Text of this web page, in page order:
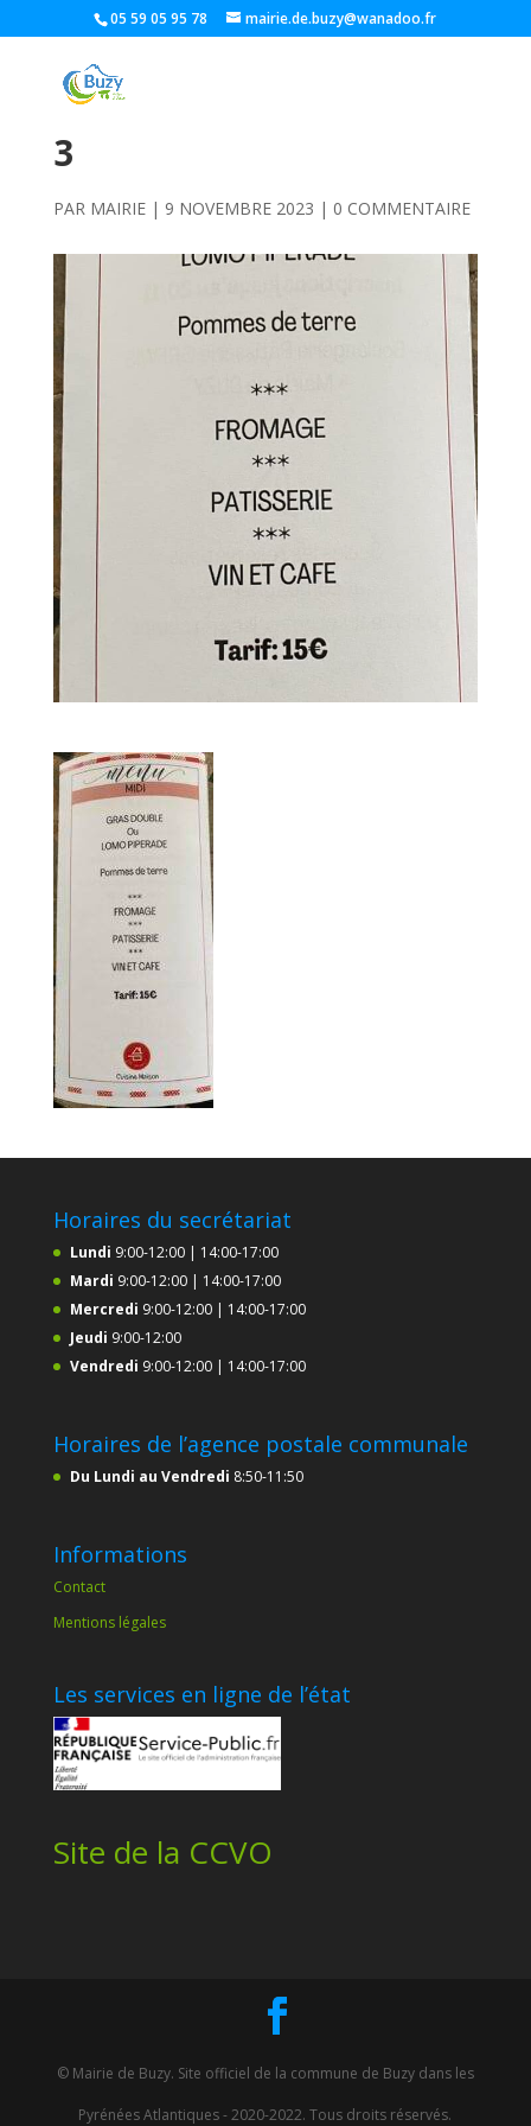
05 59 05 95 78 mairie.de.buzy@wanadoo.fr
3
PAR MAIRIE| 9 NOVEMBRE 2023 | 0 COMMENTAIRE
Horaires du secrétariat
Lundi 9:00-12:00 | 14:00-17:00
Mardi 9:00-12:00 | 14:00-17:00
Mercredi 9:00-12:00 | 14:00-17:00
Jeudi 9:00-12:00
Vendredi 9:00-12:00 | 14:00-17:00
Horaires de l’agence postale communale
Du Lundi au Vendredi 8:50-11:50
Informations
Contact
Mentions légales
Les services en ligne de l’état
Site de la CCVO
© Mairie de Buzy. Site officiel de la commune de Buzy dans les
Pyrénées Atlantiques - 2020-2022. Tous droits réservés.